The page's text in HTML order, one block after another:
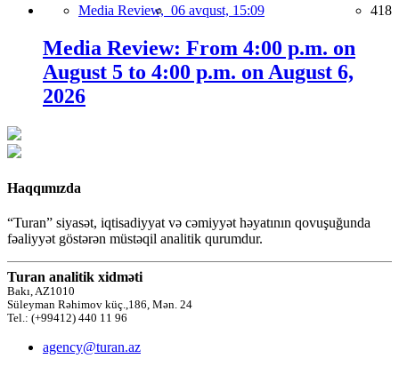
Media Review, 06 avqust, 15:09 418
Media Review: From 4:00 p.m. on
August 5 to 4:00 p.m. on August 6,
2026
Haqqımızda
“Turan” siyasət, iqtisadiyyat və cəmiyyət həyatının qovuşuğunda
fəaliyyət göstərən müstəqil analitik qurumdur.
Turan analitik xidməti
Bakı, AZ1010
Süleyman Rəhimov küç.,186, Mən. 24
Tel.: (+99412) 440 11 96
agency@turan.az